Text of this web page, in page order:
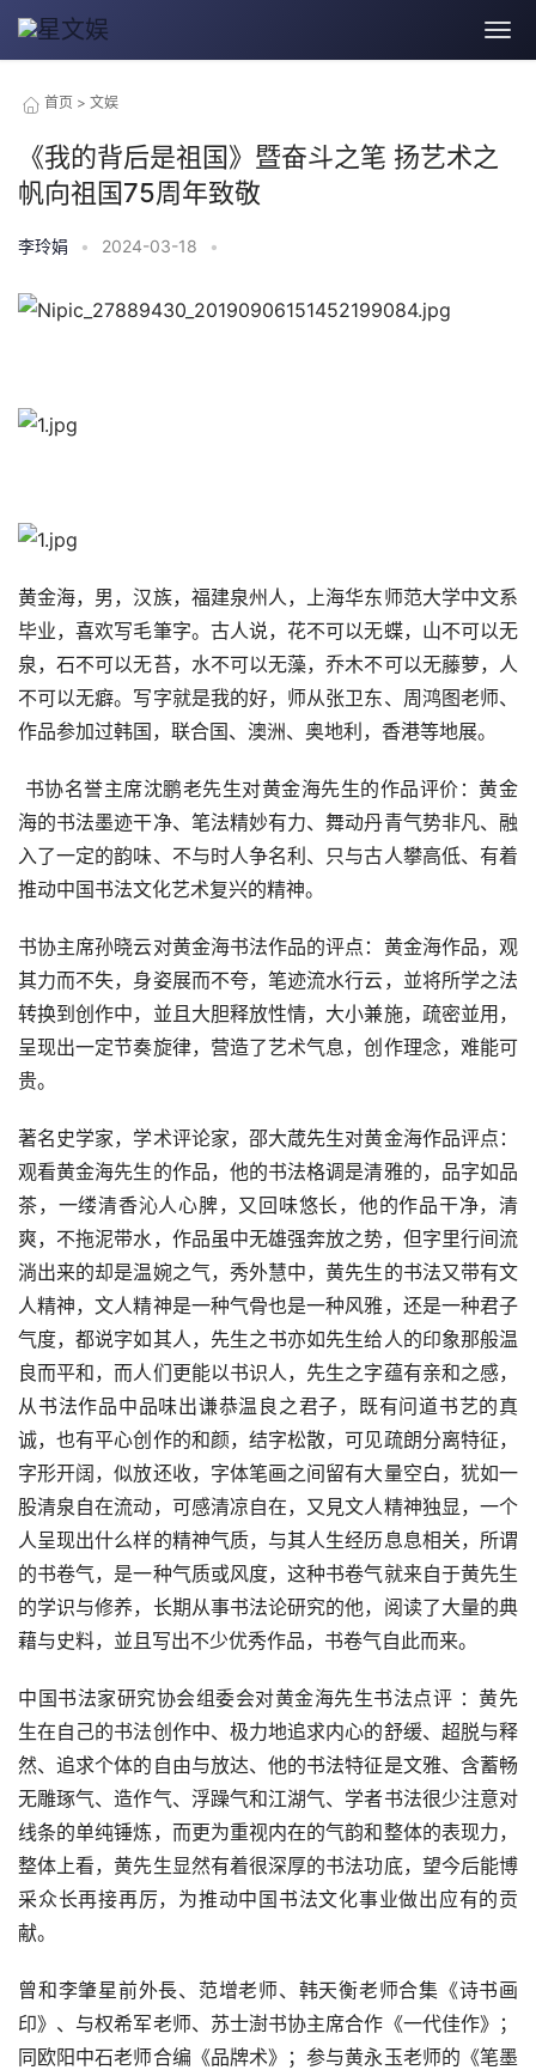
首页 > 文娱
《我的背后是祖国》暨奋斗之笔 扬艺术之
帆向祖国75周年致敬
李玲娟 • 2024-03-18 •
黄金海，男，汉族，福建泉州人，上海华东师范大学中文系
毕业，喜欢写毛筆字。古人说，花不可以无蝶，山不可以无
泉，石不可以无苔，水不可以无藻，乔木不可以无藤萝，人
不可以无癖。写字就是我的好，师从张卫东、周鸿图老师、
作品参加过韩国，联合国、澳洲、奥地利，香港等地展。
书协名誉主席沈鹏老先生对黄金海先生的作品评价：黄金
海的书法墨迹干净、笔法精妙有力、舞动丹青气势非凡、融
入了一定的韵味、不与时人争名利、只与古人攀高低、有着
推动中国书法文化艺术复兴的精神。
书协主席孙晓云对黄金海书法作品的评点：黄金海作品，观
其力而不失，身姿展而不夸，笔迹流水行云，並将所学之法
转换到创作中，並且大胆释放性情，大小兼施，疏密並用，
呈现出一定节奏旋律，营造了艺术气息，创作理念，难能可
贵。
著名史学家，学术评论家，邵大葴先生对黄金海作品评点：
观看黄金海先生的作品，他的书法格调是清雅的，品字如品
茶，一缕清香沁人心脾，又回味悠长，他的作品干净，清
爽，不拖泥带水，作品虽中无雄强奔放之势，但字里行间流
淌出来的却是温婉之气，秀外慧中，黄先生的书法又带有文
人精神，文人精神是一种气骨也是一种风雅，还是一种君子
气度，都说字如其人，先生之书亦如先生给人的印象那般温
良而平和，而人们更能以书识人，先生之字蕴有亲和之感，
从书法作品中品味出谦恭温良之君子，既有问道书艺的真
诚，也有平心创作的和颜，结字松散，可见疏朗分离特征，
字形开阔，似放还收，字体笔画之间留有大量空白，犹如一
股清泉自在流动，可感清凉自在，又見文人精神独显，一个
人呈现出什么样的精神气质，与其人生经历息息相关，所谓
的书卷气，是一种气质或风度，这种书卷气就来自于黄先生
的学识与修养，长期从事书法论研究的他，阅读了大量的典
藉与史料，並且写出不少优秀作品，书卷气自此而来。
中国书法家研究协会组委会对黄金海先生书法点评 ：黄先
生在自己的书法创作中、极力地追求内心的舒缓、超脱与释
然、追求个体的自由与放达、他的书法特征是文雅、含蓄畅
无雕琢气、造作气、浮躁气和江湖气、学者书法很少注意对
线条的单纯锤炼，而更为重视内在的气韵和整体的表现力，
整体上看，黄先生显然有着很深厚的书法功底，望今后能博
采众长再接再厉，为推动中国书法文化事业做出应有的贡
献。
曾和李肇星前外長、范增老师、韩天衡老师合集《诗书画
印》、与权希军老师、苏士澍书协主席合作《一代佳作》；
同欧阳中石老师合编《品牌术》；参与黄永玉老师的《笔墨